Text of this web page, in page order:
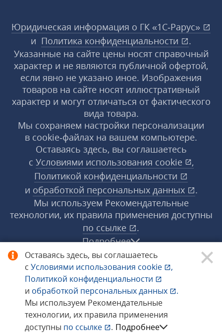
Оставаясь здесь, вы соглашаетесь
с Условиями использования cookie
,
Политикой конфиденциальности
и обработкой персональных данных
.
Мы используем Рекомендательные
технологии, их правила применения
доступны по ссылке . Подробнее
Юридическая информация о ГК «1С‑Рарус»
и Политика конфиденциальности
.
Указанные на сайте цены носят справочный
характер и не являются публичной офертой,
если явно не указано иное. Изображения
товаров на сайте носят иллюстративный
характер и могут отличаться от фактического
вида товара.
Мы сохраняем настройки персонализации
в cookie‑файлах на вашем компьютере.
Оставаясь здесь, вы соглашаетесь
с Условиями использования cookie
,
Политикой конфиденциальности
и обработкой персональных данных
.
Мы используем Рекомендательные
технологии, их правила применения доступны
по ссылке
.
Подробнее
© 1998−2026 «1С‑Рарус» ®. Все права
защищены.
Сообщить об ошибке